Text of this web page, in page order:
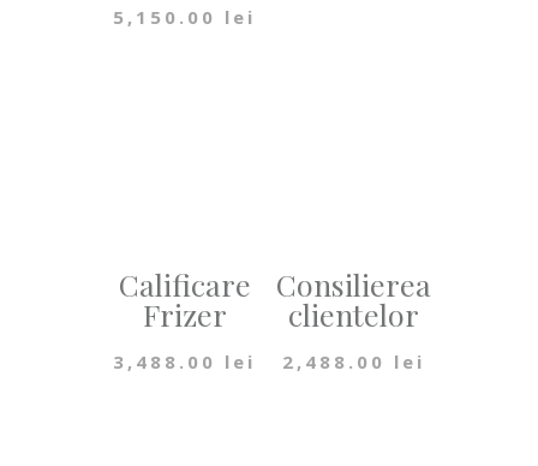
5,150.00 lei
Calificare
Frizer
3,488.00 lei
Consilierea
clientelor
2,488.00 lei